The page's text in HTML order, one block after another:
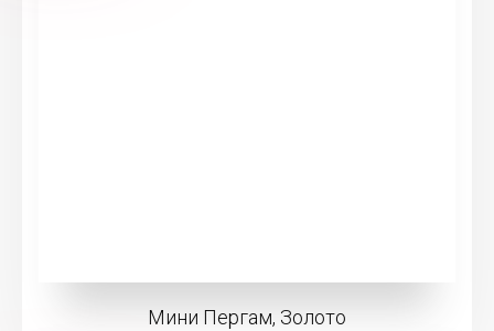
Мини Пергам, Золото